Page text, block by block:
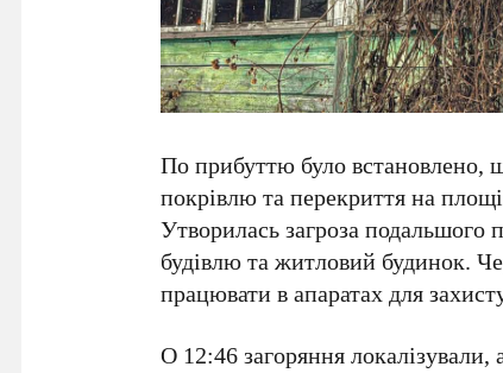
По прибуттю було встановлено,
покрівлю та перекриття на
Утворилась загроза
будівлю та житловий будинок.
працювати в апаратах для
О 12:46 загоряння